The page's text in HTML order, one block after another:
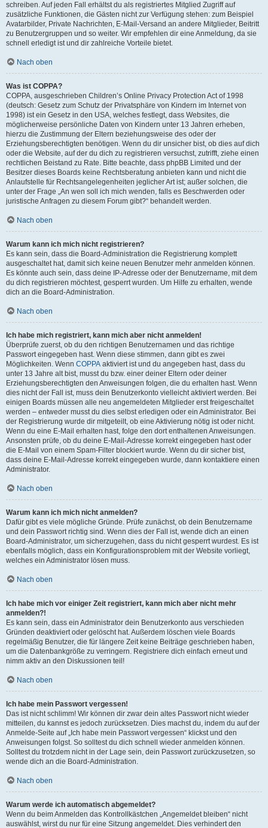
schreiben. Auf jeden Fall erhältst du als registriertes Mitglied Zugriff auf
zusätzliche Funktionen, die Gästen nicht zur Verfügung stehen: zum Beispiel
Avatarbilder, Private Nachrichten, E-Mail-Versand an andere Mitglieder, Beitritt
zu Benutzergruppen und so weiter. Wir empfehlen dir eine Anmeldung, da sie
schnell erledigt ist und dir zahlreiche Vorteile bietet.
Nach oben
Was ist COPPA?
COPPA, ausgeschrieben Children’s Online Privacy Protection Act of 1998
(deutsch: Gesetz zum Schutz der Privatsphäre von Kindern im Internet von
1998) ist ein Gesetz in den USA, welches festlegt, dass Websites, die
möglicherweise persönliche Daten von Kindern unter 13 Jahren erheben,
hierzu die Zustimmung der Eltern beziehungsweise des oder der
Erziehungsberechtigten benötigen. Wenn du dir unsicher bist, ob dies auf dich
oder die Website, auf der du dich zu registrieren versuchst, zutrifft, ziehe einen
rechtlichen Beistand zu Rate. Bitte beachte, dass phpBB Limited und der
Besitzer dieses Boards keine Rechtsberatung anbieten kann und nicht die
Anlaufstelle für Rechtsangelegenheiten jeglicher Art ist; außer solchen, die
unter der Frage „An wen soll ich mich wenden, falls es Beschwerden oder
juristische Anfragen zu diesem Forum gibt?“ behandelt werden.
Nach oben
Warum kann ich mich nicht registrieren?
Es kann sein, dass die Board-Administration die Registrierung komplett
ausgeschaltet hat, damit sich keine neuen Benutzer mehr anmelden können.
Es könnte auch sein, dass deine IP-Adresse oder der Benutzername, mit dem
du dich registrieren möchtest, gesperrt wurden. Um Hilfe zu erhalten, wende
dich an die Board-Administration.
Nach oben
Ich habe mich registriert, kann mich aber nicht anmelden!
Überprüfe zuerst, ob du den richtigen Benutzernamen und das richtige
Passwort eingegeben hast. Wenn diese stimmen, dann gibt es zwei
Möglichkeiten. Wenn COPPA aktiviert ist und du angegeben hast, dass du
unter 13 Jahre alt bist, musst du bzw. einer deiner Eltern oder deiner
Erziehungsberechtigten den Anweisungen folgen, die du erhalten hast. Wenn
dies nicht der Fall ist, muss dein Benutzerkonto vielleicht aktiviert werden. Bei
einigen Boards müssen alle neu angemeldeten Mitglieder erst freigeschaltet
werden – entweder musst du dies selbst erledigen oder ein Administrator. Bei
der Registrierung wurde dir mitgeteilt, ob eine Aktivierung nötig ist oder nicht.
Wenn du eine E-Mail erhalten hast, folge den dort enthaltenen Anweisungen.
Ansonsten prüfe, ob du deine E-Mail-Adresse korrekt eingegeben hast oder
die E-Mail von einem Spam-Filter blockiert wurde. Wenn du dir sicher bist,
dass deine E-Mail-Adresse korrekt eingegeben wurde, dann kontaktiere einen
Administrator.
Nach oben
Warum kann ich mich nicht anmelden?
Dafür gibt es viele mögliche Gründe. Prüfe zunächst, ob dein Benutzername
und dein Passwort richtig sind. Wenn dies der Fall ist, wende dich an einen
Board-Administrator, um sicherzugehen, dass du nicht gesperrt wurdest. Es ist
ebenfalls möglich, dass ein Konfigurationsproblem mit der Website vorliegt,
welches ein Administrator lösen muss.
Nach oben
Ich habe mich vor einiger Zeit registriert, kann mich aber nicht mehr
anmelden?!
Es kann sein, dass ein Administrator dein Benutzerkonto aus verschieden
Gründen deaktiviert oder gelöscht hat. Außerdem löschen viele Boards
regelmäßig Benutzer, die für längere Zeit keine Beiträge geschrieben haben,
um die Datenbankgröße zu verringern. Registriere dich einfach erneut und
nimm aktiv an den Diskussionen teil!
Nach oben
Ich habe mein Passwort vergessen!
Das ist nicht schlimm! Wir können dir zwar dein altes Passwort nicht wieder
mitteilen, du kannst es jedoch zurücksetzen. Dies machst du, indem du auf der
Anmelde-Seite auf „Ich habe mein Passwort vergessen“ klickst und den
Anweisungen folgst. So solltest du dich schnell wieder anmelden können.
Solltest du trotzdem nicht in der Lage sein, dein Passwort zurückzusetzen, so
wende dich an die Board-Administration.
Nach oben
Warum werde ich automatisch abgemeldet?
Wenn du beim Anmelden das Kontrollkästchen „Angemeldet bleiben“ nicht
auswählst, wirst du nur für eine Sitzung angemeldet. Dies verhindert den